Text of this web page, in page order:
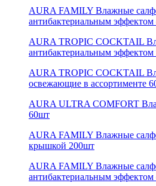
AURA FAMILY Влажные
антибактериальным
AURA TROPIC COCKTAIL
антибактериальным
AURA TROPIC COCKTAIL
освежающие в ассортименте
AURA ULTRA COMFORT
60шт
AURA FAMILY Влажные
крышкой 200шт
AURA FAMILY Влажные
антибактериальным